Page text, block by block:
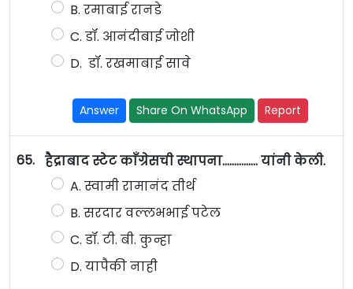
B. रमाबाई रानडे
C. डॉ. आनंदीबाई जोशी
D. डॉ. रखमाबाई सावे
Answer Share On WhatsApp Report
65. हैद्राबाद स्टेट काँग्रेसची स्थापना............... यांनी केली.
A. स्वामी रामानंद तीर्थ
B. सरदार वल्लभभाई पटेल
C. डॉ. टी. बी. कुन्हा
D. यापैकी नाही